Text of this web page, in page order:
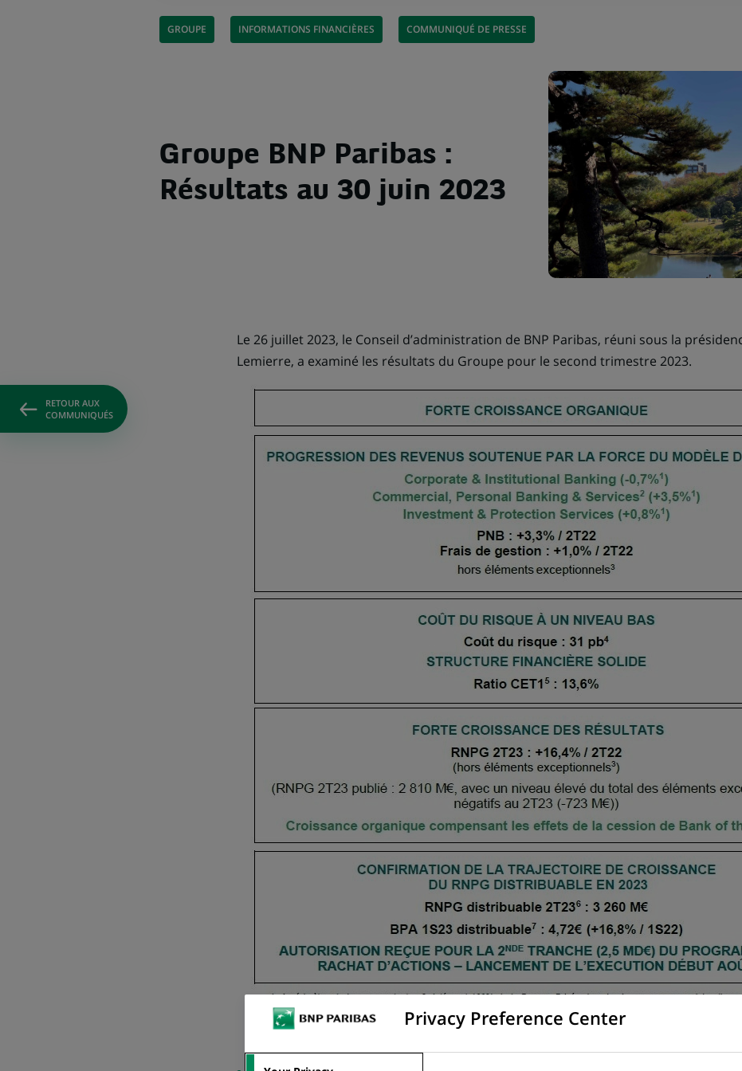
GROUPE INFORMATIONS FINANCIÈRES COMMUNIQUÉ DE PRESSE
Groupe BNP Paribas :
Résultats au 30 juin 2023
RETOUR AUX
COMMUNIQUÉS
Le 26 juillet 2023, le Conseil d’administration de BNP Paribas, réuni sous la
Lemierre, a examiné les résultats du Groupe pour le second trimestre 2023.
Privacy Preference Center